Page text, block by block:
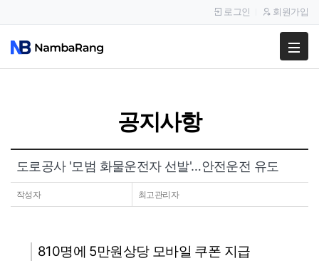
팔고
공지사항
이용후기
로그인 회원가입
공지사항
도로공사 '모범 화물운전자 선발'…안전운전 유도
작성자 최고관리자
810명에 5만원상당 모바일 쿠폰 지급